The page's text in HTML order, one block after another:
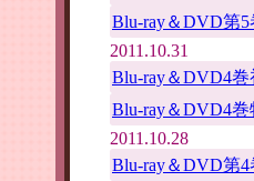
Blu-ray＆DVD第
2011.10.31
Blu-ray＆DVD4巻
Blu-ray＆DVD4
2011.10.28
Blu-ray＆DVD第